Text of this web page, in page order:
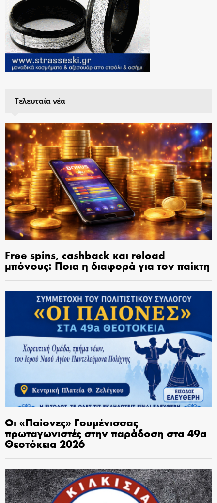
Τελευταία νέα
Free spins, cashback και reload
μπόνους: Ποια η διαφορά για τον παίκτη
Οι «Παίονες» Γουμένισσας
πρωταγωνιστές στην παράδοση στα 49α
Θεοτόκεια 2026